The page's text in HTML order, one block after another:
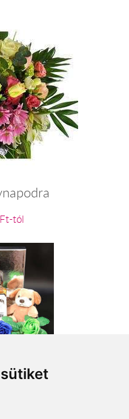
tól
ajándék csomag
tól